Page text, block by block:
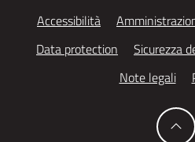
Accessibilità
Data protection
Sicurezza
Note legali